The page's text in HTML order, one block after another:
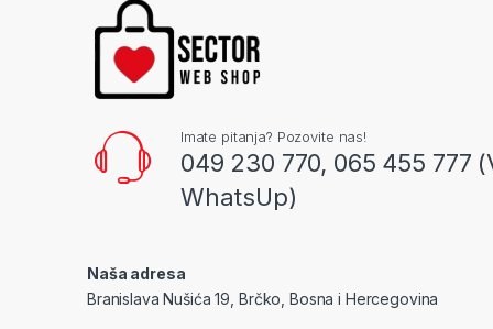
Imate pitanja? Pozovite nas!
049 230 770, 065 455 777
WhatsUp)
Naša adresa
Branislava Nušića 19, Brčko, Bosna i Hercegovina